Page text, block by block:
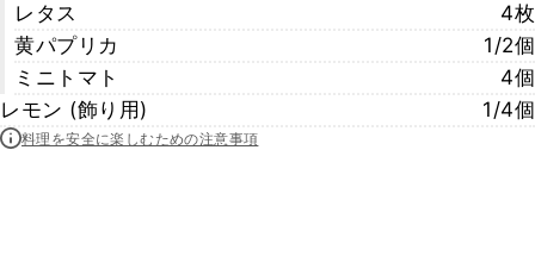
レタス
4枚
黄パプリカ
1/2個
ミニトマト
4個
レモン (飾り用)
1/4個
料理を安全に楽しむための注意事項